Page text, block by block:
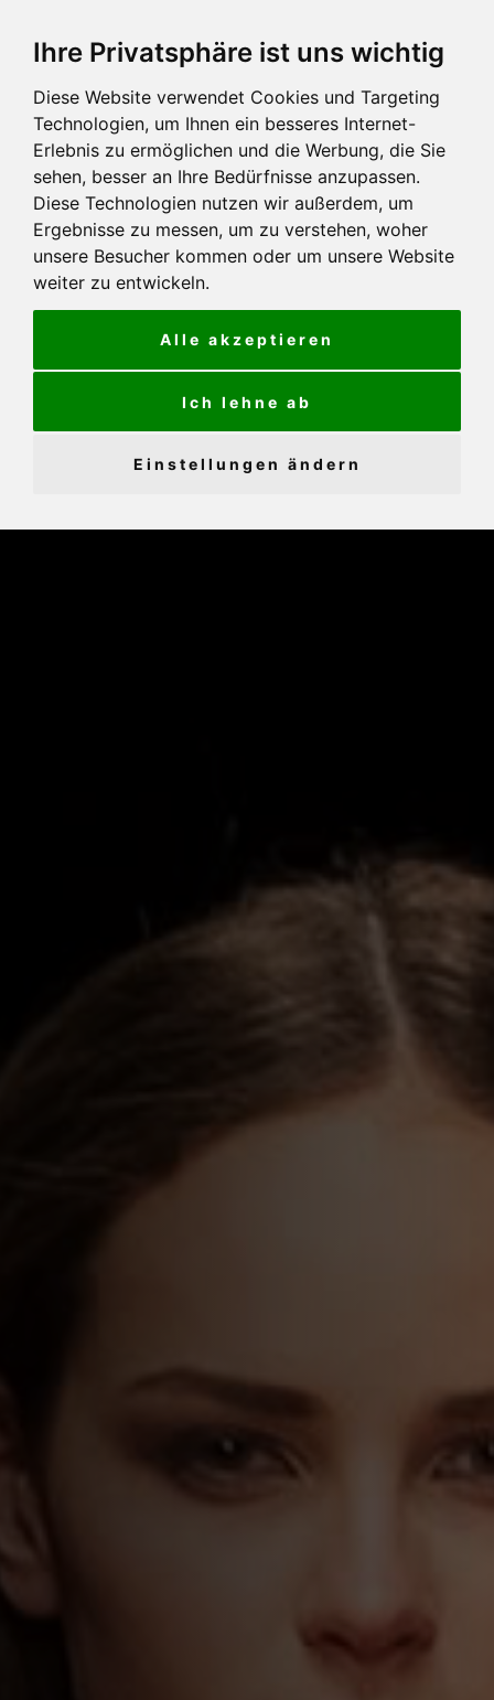
Ihre Privatsphäre ist uns wichtig
Diese Website verwendet Cookies und Targeting
Technologien, um Ihnen ein besseres Internet-
Erlebnis zu ermöglichen und die Werbung, die Sie
sehen, besser an Ihre Bedürfnisse anzupassen.
Diese Technologien nutzen wir außerdem, um
Ergebnisse zu messen, um zu verstehen, woher
unsere Besucher kommen oder um unsere Website
weiter zu entwickeln.
Alle akzeptieren
Ich lehne ab
Einstellungen ändern